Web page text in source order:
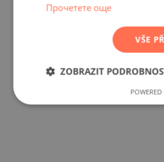
Прочетете още
VŠE
ZOBRAZIT
POWERED